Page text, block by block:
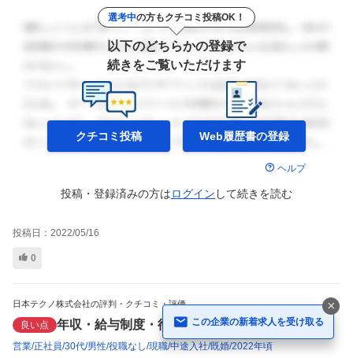
選考中の方もクチコミ投稿OK！
以下のどちらかの登録で
続きをご覧いただけます
クチコミ投稿 Web履歴書の登録
ヘルプ
投稿・登録済みの方はログイン して続きを読む
投稿日： 2022/05/16
0
日本テクノ株式会社の評判・クチコミ・評価
良い点 年収・給与制度・待遇
営業 正社員 30代 男性 役職なし 現職 中途入社 既婚 2022年頃
この企業の新着求人を受け取る